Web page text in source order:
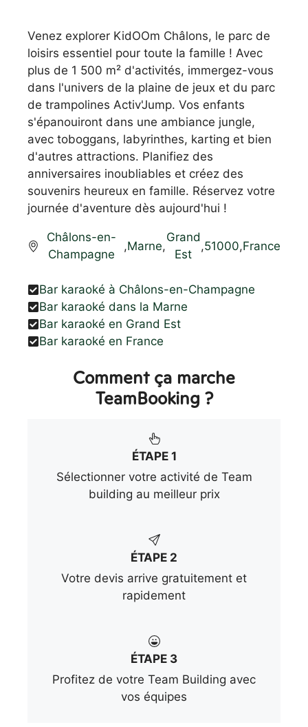
Venez explorer KidOOm Châlons, le parc de
loisirs essentiel pour toute la famille ! Avec
plus de 1 500 m² d'activités, immergez-vous
dans l'univers de la plaine de jeux et du parc
de trampolines Activ'Jump. Vos enfants
s'épanouiront dans une ambiance jungle,
avec toboggans, labyrinthes, karting et bien
d'autres attractions. Planifiez des
anniversaires inoubliables et créez des
souvenirs heureux en famille. Réservez votre
journée d'aventure dès aujourd'hui !
Châlons-en-
Champagne
,Marne,
Grand
Est
,51000,France
Bar karaoké à Châlons-en-Champagne
Bar karaoké dans la Marne
Bar karaoké en Grand Est
Bar karaoké en France
Comment ça marche
TeamBooking ?
ÉTAPE 1
Sélectionner votre activité de Team
building au meilleur prix
ÉTAPE 2
Votre devis arrive gratuitement et
rapidement
ÉTAPE 3
Profitez de votre Team Building avec
vos équipes